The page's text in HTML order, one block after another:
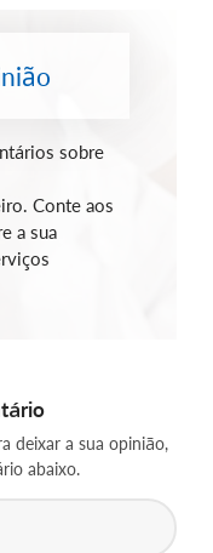
sobre
Conte aos
a sua
deixar a sua opinião,
abaixo.